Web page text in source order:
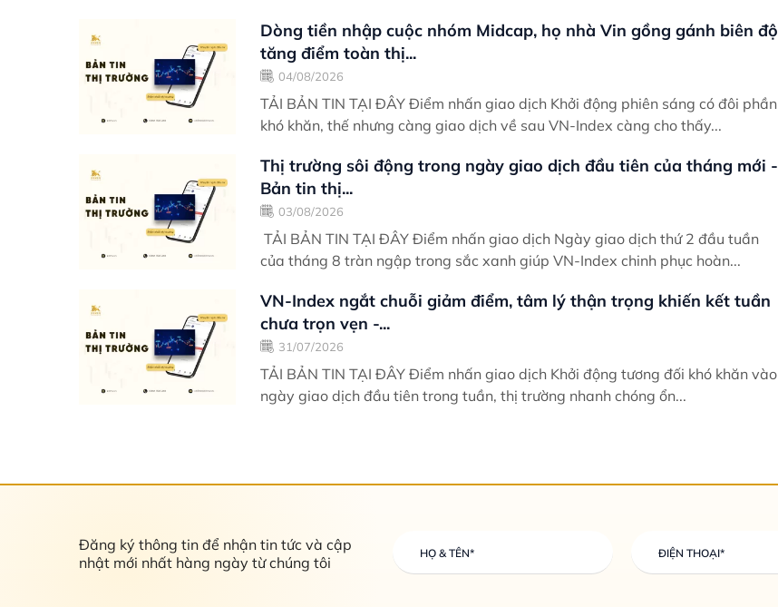
Dòng tiền nhập cuộc nhóm Midcap, họ nhà Vin gồng gánh biên độ
tăng điểm toàn thị...
04/08/2026
TẢI BẢN TIN TẠI ĐÂY Điểm nhấn giao dịch Khởi động phiên sáng có đôi phần
khó khăn, thế nhưng càng giao dịch về sau VN-Index càng cho thấy...
Thị trường sôi động trong ngày giao dịch đầu tiên của tháng mới -
Bản tin thị...
03/08/2026
TẢI BẢN TIN TẠI ĐÂY Điểm nhấn giao dịch Ngày giao dịch thứ 2 đầu tuần
của tháng 8 tràn ngập trong sắc xanh giúp VN-Index chinh phục hoàn...
VN-Index ngắt chuỗi giảm điểm, tâm lý thận trọng khiến kết tuần
chưa trọn vẹn -...
31/07/2026
TẢI BẢN TIN TẠI ĐÂY Điểm nhấn giao dịch Khởi động tương đối khó khăn vào
ngày giao dịch đầu tiên trong tuần, thị trường nhanh chóng ổn...
Đăng ký thông tin để nhận tin tức và cập
nhật mới nhất hàng ngày từ chúng tôi